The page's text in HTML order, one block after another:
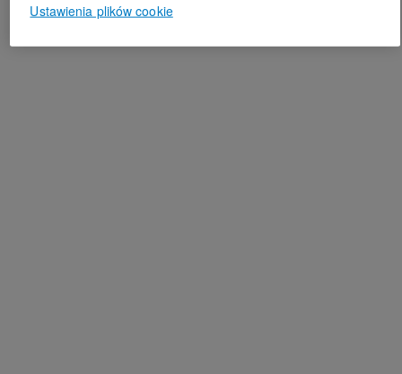
Ustawienia plików cookie